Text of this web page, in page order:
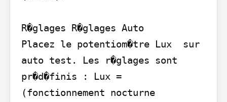
R�glages R�glages Auto
Placez le potentiom�tre Lux  sur
auto test. Les r�glages sont
pr�d�finis : Lux =
(fonctionnement nocturne